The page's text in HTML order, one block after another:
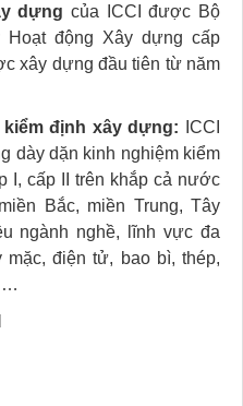
dựng của ICCI được Bộ
động Xây dựng cấp
xây dựng đầu tiên từ năm
định xây dựng:
ICCI
dày dặn kinh nghiệm kiểm
I, cấp II trên khắp cả nước
Bắc, miền Trung, Tây
ngành nghề, lĩnh vực đa
mặc, điện tử, bao bì, thép,
…